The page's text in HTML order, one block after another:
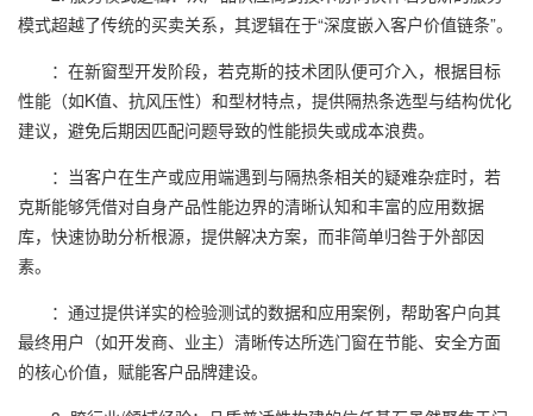
模式超越了传统的买卖关系，其逻辑在于“深度嵌入客户价值链条”。
：在新窗型开发阶段，若克斯的技术团队便可介入，根据目标
性能（如K值、抗风压性）和型材特点，提供隔热条选型与结构优化
建议，避免后期因匹配问题导致的性能损失或成本浪费。
：当客户在生产或应用端遇到与隔热条相关的疑难杂症时，若
克斯能够凭借对自身产品性能边界的清晰认知和丰富的应用数据
库，快速协助分析根源，提供解决方案，而非简单归咎于外部因
素。
：通过提供详实的检验测试的数据和应用案例，帮助客户向其
最终用户（如开发商、业主）清晰传达所选门窗在节能、安全方面
的核心价值，赋能客户品牌建设。